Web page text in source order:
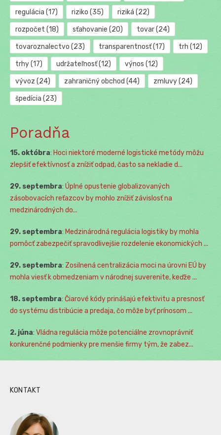
regulácia (17) riziko (35) riziká (22)
rozpočet (18) sťahovanie (20) tovar(24)
tovaroznalectvo (23) transparentnosť(17) trh (12)
trhy(17) udržateľnosť(12) výnos (12)
vývoz (24) zahraničný obchod (44) zmluvy(24)
špedícia (23)
Poradňa
15. októbra: Hoci niektoré moderné logistické metódy môžu
zlepšiť efektívnosť a znížiť odpad, často sa nekladie d...
29. septembra: Úplné opustenie globalizovaných
zásobovacích reťazcov by mohlo znížiť závislosť na
medzinárodných do...
29. septembra: Medzinárodná regulácia logistiky by mohla
pomôcť zabezpečiť spravodlivejšie rozdelenie ekonomických ...
29. septembra: Zosilnená centralizácia moci na úrovni EÚ by
mohla viesť k obmedzeniam v národnej suverenite, keďže ...
18. septembra: Čiarové kódy prinášajú efektivitu a presnosť
do systému distribúcie a predaja, čo môže byť prínosom ...
2. júna: Vládna regulácia môže potenciálne zrovnoprávniť
konkurenčné podmienky pre menšie firmy tým, že zabez...
KONTAKT